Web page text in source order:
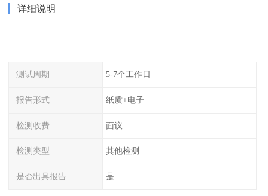
详细说明
测试周期 5-7个工作日
报告形式 纸质+电子
检测收费 面议
检测类型 其他检测
是否出具报告 是